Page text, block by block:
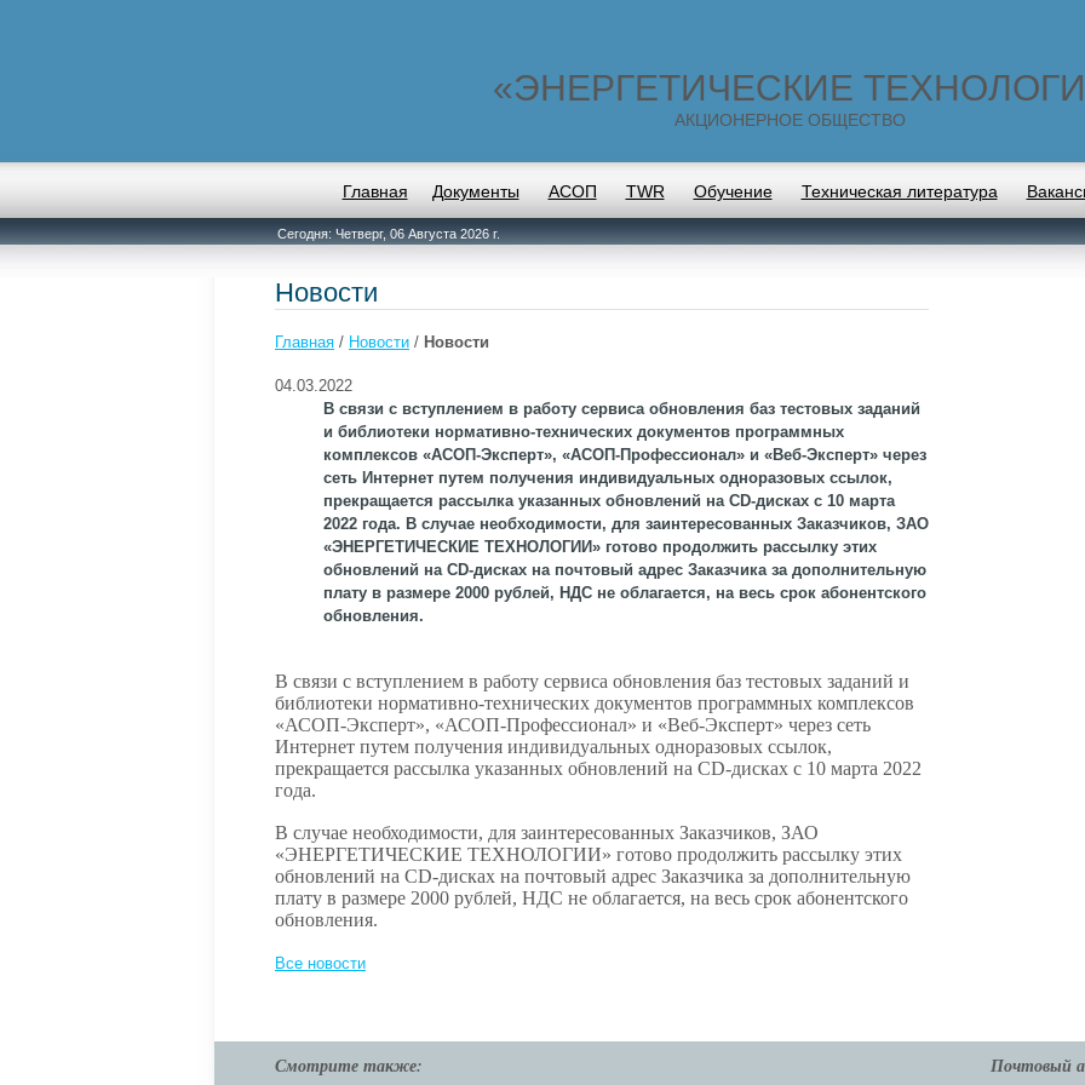
«ЭНЕРГЕТИЧЕСКИЕ
АКЦИОНЕРНОЕ ОБЩЕСТВО
Главная Документы АСОП TWR Обучение Техническая литература
Сегодня: Четверг, 06 Августа 2026 г.
Новости
Главная / Новости / Новости
04.03.2022
В связи с вступлением в работу сервиса обновления баз тестовых заданий
и библиотеки нормативно-технических документов программных
комплексов «АСОП-Эксперт», «АСОП-Профессионал» и «Веб-Эксперт» через
сеть Интернет путем получения индивидуальных одноразовых ссылок,
прекращается рассылка указанных обновлений на CD-дисках с 10 марта
2022 года. В случае необходимости, для заинтересованных Заказчиков, ЗАО
«ЭНЕРГЕТИЧЕСКИЕ ТЕХНОЛОГИИ» готово продолжить рассылку этих
обновлений на CD-дисках на почтовый адрес Заказчика за дополнительную
плату в размере 2000 рублей, НДС не облагается, на весь срок абонентского
обновления.
В связи с вступлением в работу сервиса обновления баз тестовых заданий и
библиотеки нормативно-технических документов программных комплексов
«АСОП-Эксперт», «АСОП-Профессионал» и «Веб-Эксперт» через сеть
Интернет путем получения индивидуальных одноразовых ссылок,
прекращается рассылка указанных обновлений на CD-дисках с 10 марта 2022
года.
В случае необходимости, для заинтересованных Заказчиков, ЗАО
«ЭНЕРГЕТИЧЕСКИЕ ТЕХНОЛОГИИ» готово продолжить рассылку этих
обновлений на CD-дисках на почтовый адрес Заказчика за дополнительную
плату в размере 2000 рублей, НДС не облагается, на весь срок абонентского
обновления.
Все новости
Смотрите также: Почтовый